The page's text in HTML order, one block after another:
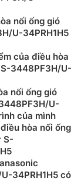
hơn so với
tiết kiệm
năm nhờ
hàng năm.
nối ống gió
U-34PRH1H5
của điều hòa
3448PF3H/U-
nối ống gió
U-
của mình
hòa nối ống
S-
34PRH1H5 có